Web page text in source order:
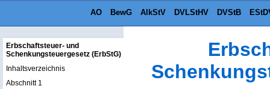
AO BewG AlkStV DVLStHV DVStB
Erbschaftsteuer- und
Schenkungsteuergesetz (ErbStG)
Inhaltsverzeichnis
Abschnitt 1